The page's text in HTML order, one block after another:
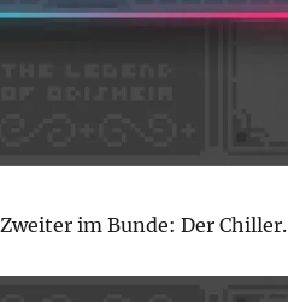
Zweiter im Bunde: Der Chiller.